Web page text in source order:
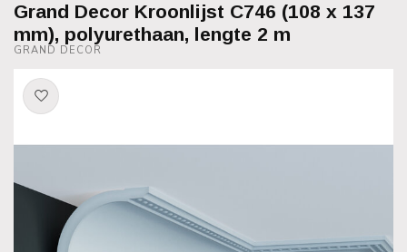
Grand Decor Kroonlijst C746 (108 x 137
mm), polyurethaan, lengte 2 m
GRAND DECOR